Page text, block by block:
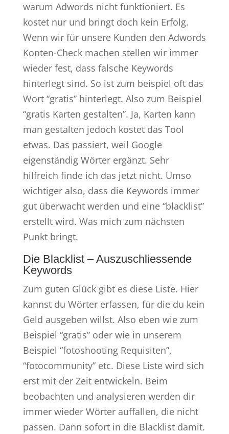
warum Adwords nicht funktioniert. Es
kostet nur und bringt doch kein Erfolg.
Wenn wir für unsere Kunden den Adwords
Konten-Check machen stellen wir immer
wieder fest, dass falsche Keywords
hinterlegt sind. So ist zum beispiel oft das
Wort “gratis” hinterlegt. Also zum Beispiel
“gratis Karten gestalten”. Ja, Karten kann
man gestalten jedoch kostet das Tool
etwas. Das passiert, weil Google
eigenständig Wörter ergänzt. Sehr
hilfreich finde ich das jetzt nicht. Umso
wichtiger also, dass die Keywords immer
gut überwacht werden und eine “blacklist”
erstellt wird. Was mich zum nächsten
Punkt bringt.
Die Blacklist – Auszuschliessende
Keywords
Zum guten Glück gibt es diese Liste. Hier
kannst du Wörter erfassen, für die du kein
Geld ausgeben willst. Also eben wie zum
Beispiel “gratis” oder wie in unserem
Beispiel “fotoshooting Requisiten”,
“fotocommunity” etc. Diese Liste wird sich
erst mit der Zeit entwickeln. Beim
beobachten und analysieren werden dir
immer wieder Wörter auffallen, die nicht
passen. Dann sofort in die Blacklist damit.